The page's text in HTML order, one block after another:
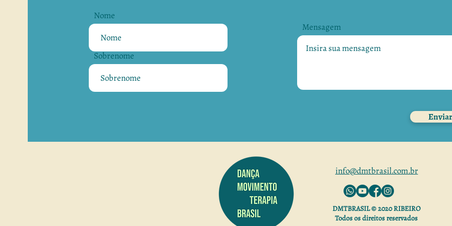
Nome
Sobrenome
Mensagem
Enviar
info@dmtbrasil.com.br
DMTBRASIL © 2020 RIBEIRO
Todos os direitos reservados